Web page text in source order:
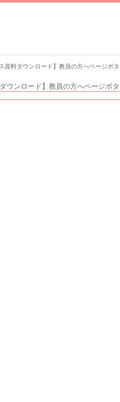
資料ダウンロード】教員の方へページボタ
ウンロード】教員の方へページボタ